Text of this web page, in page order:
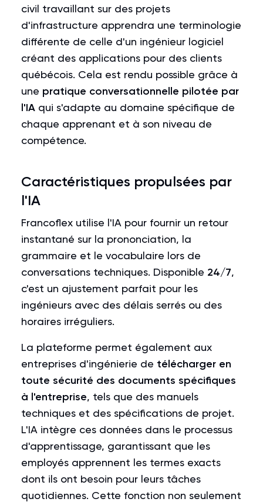
civil travaillant sur des projets
d'infrastructure apprendra une terminologie
différente de celle d'un ingénieur logiciel
créant des applications pour des clients
québécois. Cela est rendu possible grâce à
une pratique conversationnelle pilotée par
l'IA qui s'adapte au domaine spécifique de
chaque apprenant et à son niveau de
compétence.
Caractéristiques propulsées par
l'IA
Francoflex utilise l'IA pour fournir un retour
instantané sur la prononciation, la
grammaire et le vocabulaire lors de
conversations techniques. Disponible 24/7,
c'est un ajustement parfait pour les
ingénieurs avec des délais serrés ou des
horaires irréguliers.
La plateforme permet également aux
entreprises d'ingénierie de télécharger en
toute sécurité des documents spécifiques
à l'entreprise, tels que des manuels
techniques et des spécifications de projet.
L'IA intègre ces données dans le processus
d'apprentissage, garantissant que les
employés apprennent les termes exacts
dont ils ont besoin pour leurs tâches
quotidiennes. Cette fonction non seulement